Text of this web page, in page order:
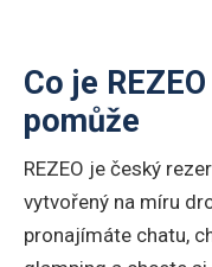
Co je
pomůže
REZEO je český
vytvořený na míru
pronajímáte chatu,